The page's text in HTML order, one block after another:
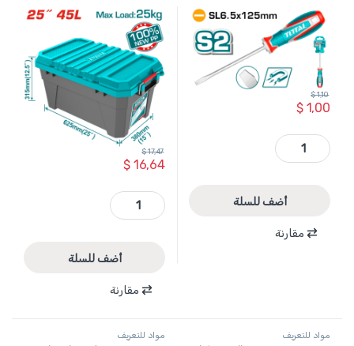
$1,00
$1,10
TSDSL6125 - مفك براغي شق S2 فليبس 6.5*125 مغناطيس ماركة TOTAL quantity
أضف للسلة
مقارنة
ماركة TOTAL
$16,64
$17,47
TPBX0252 - صندوق عدة بلاستيك قياس 25 انش ( 625*380*315 ) انش اقطى حمل 25 كغ وزن 2.8 كغ ماركة TOTAL quantity
أضف للسلة
مقارنة
مواد للتعريف مواد للتعريف